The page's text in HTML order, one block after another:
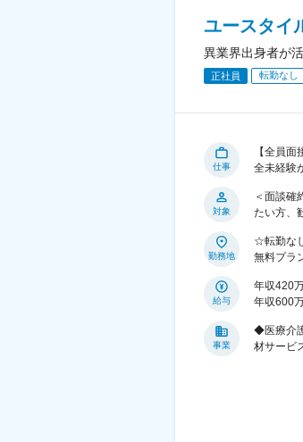
ユースタイ
異業界出身者が
正社員 転勤なし
仕事
【全員
全未経験
対象
＜面談確
たい方、
勤務地
☆転勤な
無料プラ
給与
年収420
年収600
事業
◆医療介
材サービ